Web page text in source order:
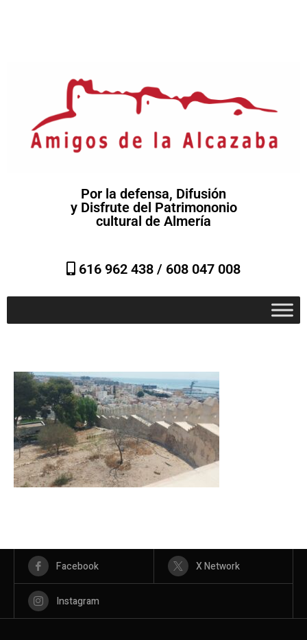
Por la defensa, Difusión
y Disfrute del Patrimononio
cultural de Almería
616 962 438 / 608 047 008
Facebook X Network
Instagram